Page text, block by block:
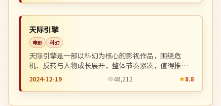
日本
天际引擎
电影 科幻
天际引擎是一部以科幻为核心的影视作品，围绕危
机、反转与人物成长展开，整体节奏紧凑，值得推荐
观看。
2024-12-19 48,212 8.8